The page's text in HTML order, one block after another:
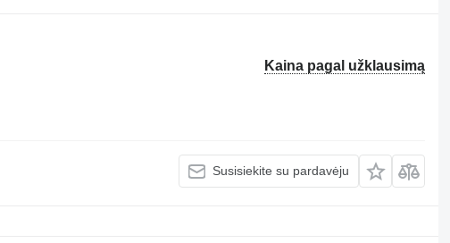
Kaina pagal užklausimą
Susisiekite su pardavėju